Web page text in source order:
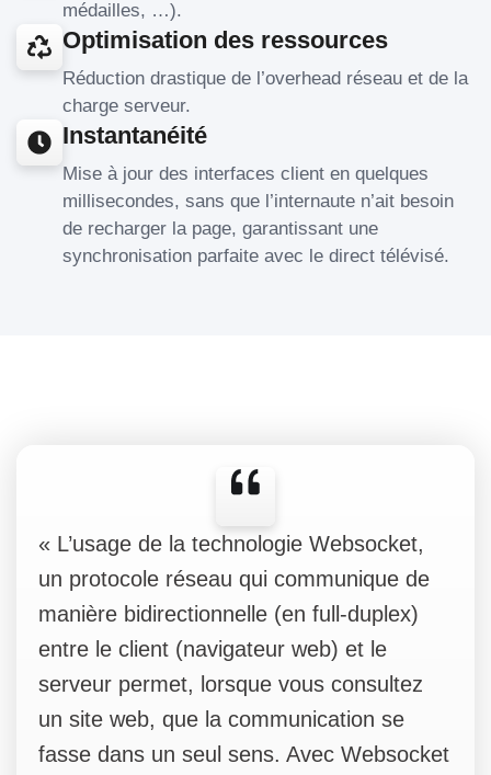
médailles, …).
Optimisation des ressources
Réduction drastique de l’overhead réseau et de la
charge serveur.
Instantanéité
Mise à jour des interfaces client en quelques
millisecondes, sans que l’internaute n’ait besoin
de recharger la page, garantissant une
synchronisation parfaite avec le direct télévisé.
« L’usage de la technologie Websocket,
un protocole réseau qui communique de
manière bidirectionnelle (en full-duplex)
entre le client (navigateur web) et le
serveur permet, lorsque vous consultez
un site web, que la communication se
fasse dans un seul sens. Avec Websocket